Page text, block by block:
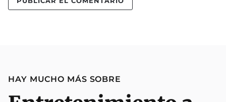
HAY MUCHO MÁS SOBRE